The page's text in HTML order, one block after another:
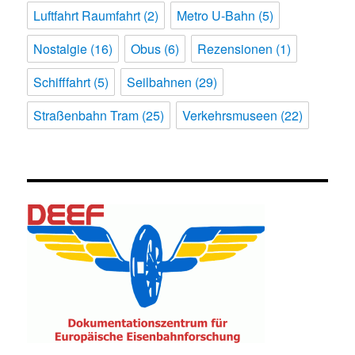
Luftfahrt Raumfahrt (2) Metro U-Bahn (5)
Nostalgie (16) Obus (6) Rezensionen (1)
Schifffahrt (5) Seilbahnen (29)
Straßenbahn Tram (25) Verkehrsmuseen (22)